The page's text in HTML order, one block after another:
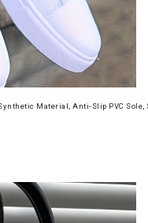
Material, Anti-Slip PVC